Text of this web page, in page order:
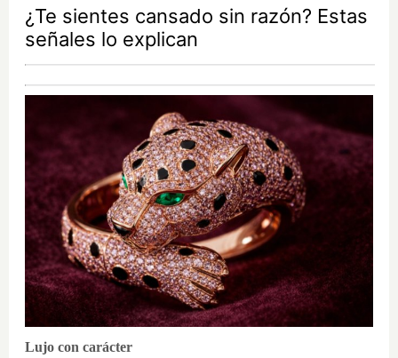
¿Te sientes cansado sin razón? Estas
señales lo explican
Lujo con carácter